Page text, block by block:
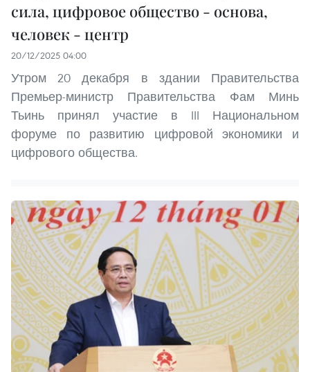
сила, цифровое общество - основа,
человек - центр
20/12/2025 04:00
Утром 20 декабря в здании Правительства
Премьер-министр Правительства Фам Минь
Тьинь принял участие в III Национальном
форуме по развитию цифровой экономики и
цифрового общества.